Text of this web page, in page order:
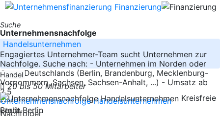
Suche
Unternehmensnachfolge
Handelsunternehmen
Engagiertes Unternehmer-Team sucht Unternehmen zur
Nachfolge. Suche nach: - Unternehmen im Norden oder
Osten Deutschlands (Berlin, Brandenburg, Mecklenburg-
Vorpommern, Sachsen, Sachsen-Anhalt, ...) - Umsatz ab
2,5
-----
Berlin
Handel
20 bis 50 Mitarbeiter
Kreisfreie
Stadt Berlin